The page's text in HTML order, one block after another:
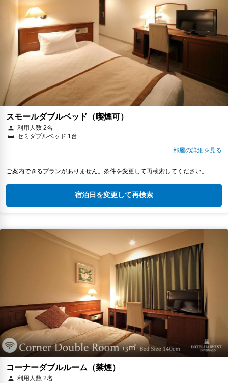
スモールダブルベッド（喫煙可）
利用人数 2名
セミダブルベッド 1台
部屋の詳細を見る
ご案内できるプランがありません。条件を変更して再検索してください。
宿泊日を変更して再検索
コーナーダブルルーム（禁煙）
利用人数 2名